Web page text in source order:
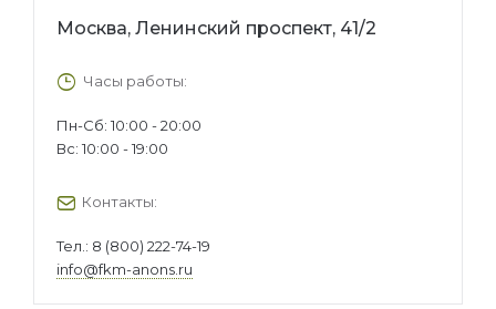
Москва, Ленинский проспект, 41/2
Часы работы:
Пн-Сб: 10:00 - 20:00
Вс: 10:00 - 19:00
Контакты:
Тел.: 8 (800) 222-74-19
info@fkm-anons.ru